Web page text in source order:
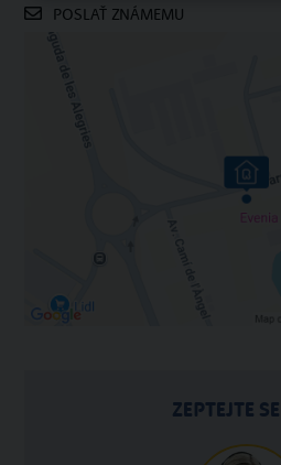
POSLAŤ ZNÁMEMU
ZEPTEJTE